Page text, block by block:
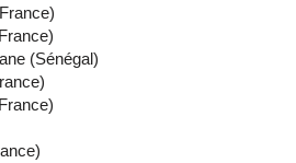
(Sénégal)